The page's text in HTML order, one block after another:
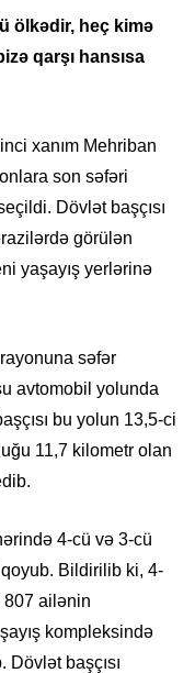
ölkədir, heç kimə
qarşı hansısa
xanım Mehriban
son səfəri
Dövlət başçısı
görülən
yaşayış yerlərinə
səfər
avtomobil yolunda
bu yolun 13,5-ci
11,7 kilometr olan
4-cü və 3-cü
Bildirilib ki, 4-
807 ailənin
kompleksində
Dövlət başçısı